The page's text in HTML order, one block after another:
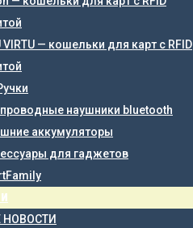
VIRTU — кошельки для карт с RFID
наушники bluetooth
аккумуляторы
для гаджетов
НОВОСТИ